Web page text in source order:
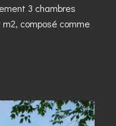
3 chambres
composé comme